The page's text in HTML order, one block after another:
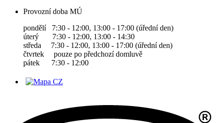
Provozní doba MÚ
pondělí 7:30 - 12:00, 13:00 - 17:00 (úřední den)
úterý 7:30 - 12:00, 13:00 - 14:30
středa 7:30 - 12:00, 13:00 - 17:00 (úřední den)
čtvrtek pouze po předchozí domluvě
pátek 7:30 - 12:00